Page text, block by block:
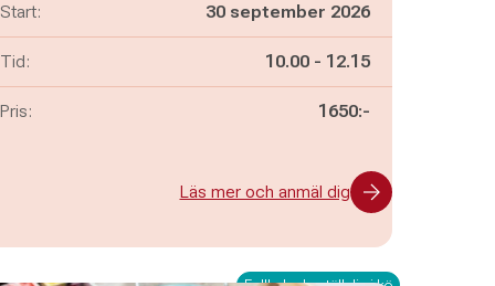
Start: 30 september 2026
Tid: Pågår mellan
10.00 - och
12.15
Pris: 1650:-
Läs mer och anmäl dig